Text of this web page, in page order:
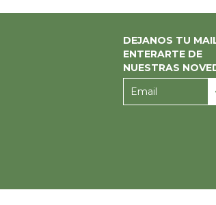
DEJANOS TU
ENTERARTE DE
NUESTRAS